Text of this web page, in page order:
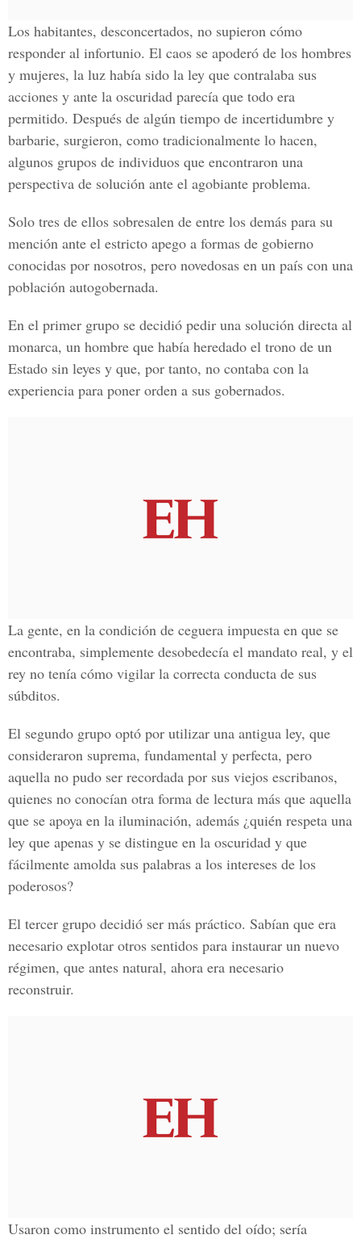
Los habitantes, desconcertados, no supieron cómo
responder al infortunio. El caos se apoderó de los hombres
y mujeres, la luz había sido la ley que contralaba sus
acciones y ante la oscuridad parecía que todo era
permitido. Después de algún tiempo de incertidumbre y
barbarie, surgieron, como tradicionalmente lo hacen,
algunos grupos de individuos que encontraron una
perspectiva de solución ante el agobiante problema.
Solo tres de ellos sobresalen de entre los demás para su
mención ante el estricto apego a formas de gobierno
conocidas por nosotros, pero novedosas en un país con una
población autogobernada.
En el primer grupo se decidió pedir una solución directa al
monarca, un hombre que había heredado el trono de un
Estado sin leyes y que, por tanto, no contaba con la
experiencia para poner orden a sus gobernados.
La gente, en la condición de ceguera impuesta en que se
encontraba, simplemente desobedecía el mandato real, y el
rey no tenía cómo vigilar la correcta conducta de sus
súbditos.
El segundo grupo optó por utilizar una antigua ley, que
consideraron suprema, fundamental y perfecta, pero
aquella no pudo ser recordada por sus viejos escribanos,
quienes no conocían otra forma de lectura más que aquella
que se apoya en la iluminación, además ¿quién respeta una
ley que apenas y se distingue en la oscuridad y que
fácilmente amolda sus palabras a los intereses de los
poderosos?
El tercer grupo decidió ser más práctico. Sabían que era
necesario explotar otros sentidos para instaurar un nuevo
régimen, que antes natural, ahora era necesario
reconstruir.
Usaron como instrumento el sentido del oído; sería